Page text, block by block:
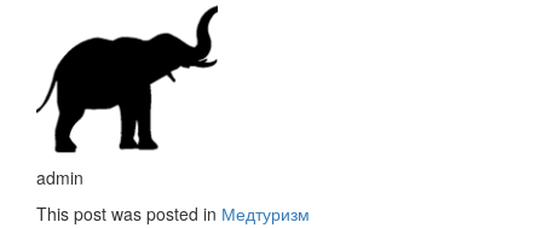
admin
This post was posted in Медтуризм